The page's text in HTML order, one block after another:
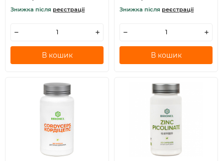
Знижка після реєстрації
В кошик
Знижка після реєстрації
В кошик